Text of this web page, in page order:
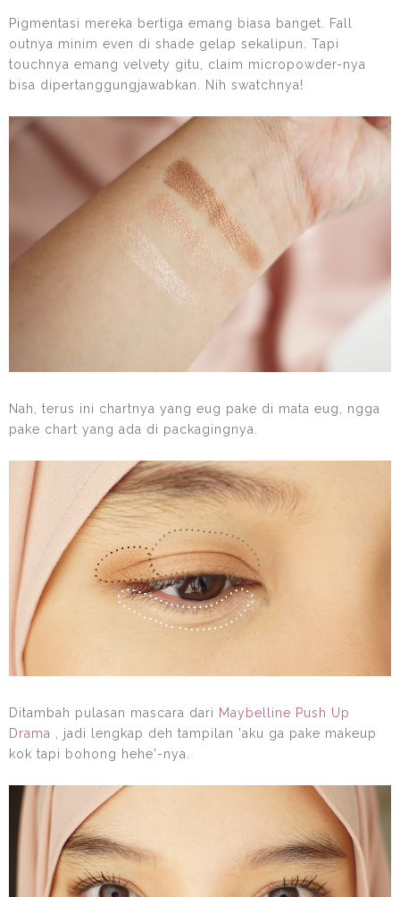
Pigmentasi mereka bertiga emang biasa banget. Fall
outnya minim even di shade gelap sekalipun. Tapi
touchnya emang velvety gitu, claim micropowder-nya
bisa dipertanggungjawabkan. Nih swatchnya!
Nah, terus ini chartnya yang eug pake di mata eug, ngga
pake chart yang ada di packagingnya.
Ditambah pulasan mascara dari Maybelline Push Up
Drama
, jadi lengkap deh tampilan 'aku ga pake makeup
kok tapi bohong hehe'-nya.